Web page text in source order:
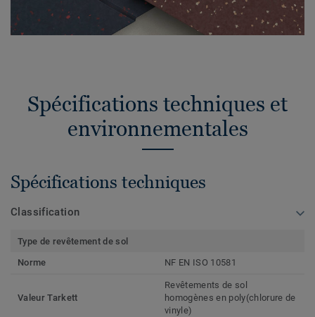
Spécifications techniques et
environnementales
Spécifications techniques
Classification
Type de revêtement de sol
Norme
NF EN ISO 10581
Valeur Tarkett
Revêtements de sol
homogènes en poly(chlorure de
vinyle)